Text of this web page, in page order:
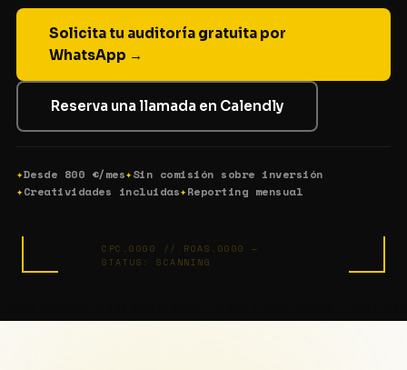
Solicita tu auditoría gratuita por
WhatsApp →
Reserva una llamada en Calendly
Desde 800 €/mes Sin comisión sobre inversión
Creatividades incluidas Reporting mensual
CPC.0000 // ROAS.0000 —
STATUS: SCANNING